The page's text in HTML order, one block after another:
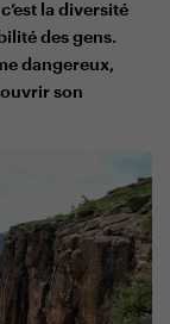
la diversité
des gens.
dangereux,
son